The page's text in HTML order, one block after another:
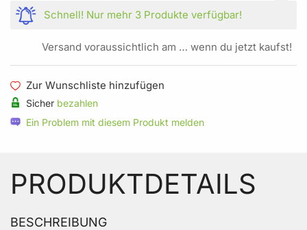
Schnell! Nur mehr 3 Produkte verfügbar!
Versand voraussichtlich am … wenn du jetzt kaufst!
Zur Wunschliste hinzufügen
Sicher bezahlen
Ein Problem mit diesem Produkt melden
PRODUKTDETAILS
BESCHREIBUNG